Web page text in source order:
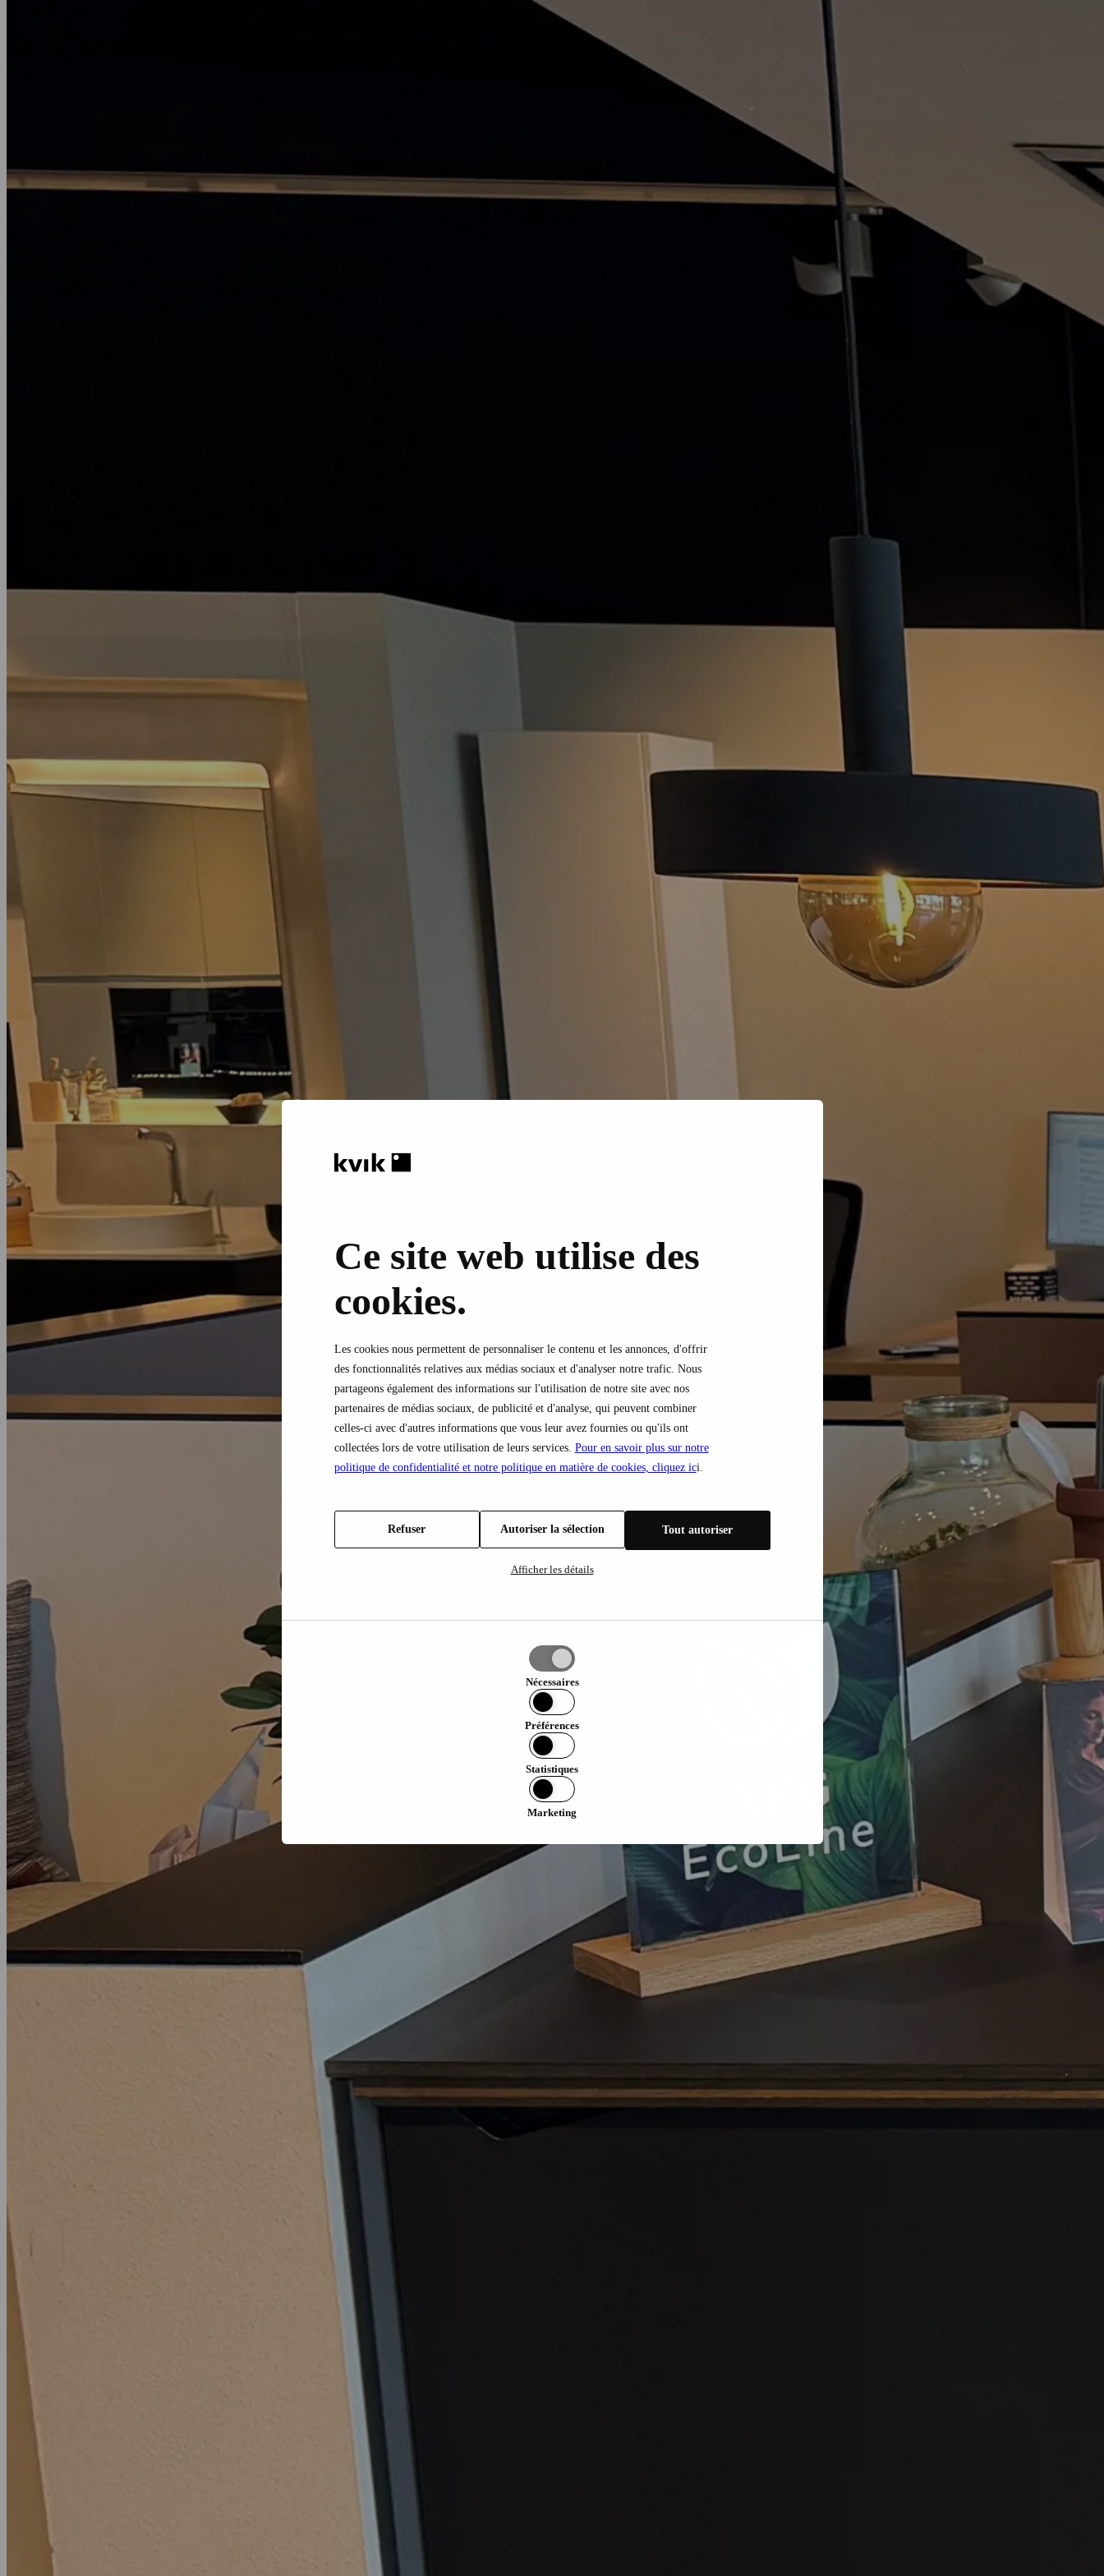
Ce site web utilise des
cookies.
Les cookies nous permettent de personnaliser le contenu et les annonces, d'offrir
des fonctionnalités relatives aux médias sociaux et d'analyser notre trafic. Nous
partageons également des informations sur l'utilisation de notre site avec nos
partenaires de médias sociaux, de publicité et d'analyse, qui peuvent combiner
celles-ci avec d'autres informations que vous leur avez fournies ou qu'ils ont
collectées lors de votre utilisation de leurs services. Pour en savoir plus sur notre
politique de confidentialité et notre politique en matière de cookies, cliquez ici.
Refuser Autoriser la sélection Tout autoriser
Afficher les détails
Nécessaires
Préférences
Statistiques
Marketing